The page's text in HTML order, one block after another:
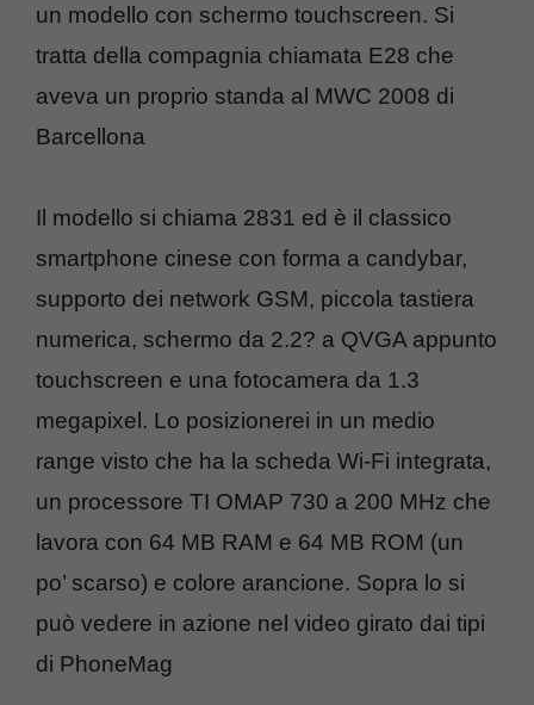
un modello con schermo touchscreen. Si
tratta della compagnia chiamata E28 che
aveva un proprio standa al MWC 2008 di
Barcellona
Il modello si chiama 2831 ed è il classico
smartphone cinese con forma a candybar,
supporto dei network GSM, piccola tastiera
numerica, schermo da 2.2? a QVGA appunto
touchscreen e una fotocamera da 1.3
megapixel. Lo posizionerei in un medio
range visto che ha la scheda Wi-Fi integrata,
un processore TI OMAP 730 a 200 MHz che
lavora con 64 MB RAM e 64 MB ROM (un
po’ scarso) e colore arancione. Sopra lo si
può vedere in azione nel video girato dai tipi
di PhoneMag